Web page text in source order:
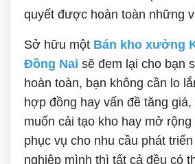
quyết được hoàn toàn những
Sở hữu một Bán kho xưởng
Đồng Nai sẽ đem lại cho bạn
hoàn toàn, bạn không cần lo
hợp đồng hay vấn đề tăng giá,
muốn cải tạo kho hay mở
phục vụ cho nhu cầu phát
nghiệp mình thì tất cả đều có